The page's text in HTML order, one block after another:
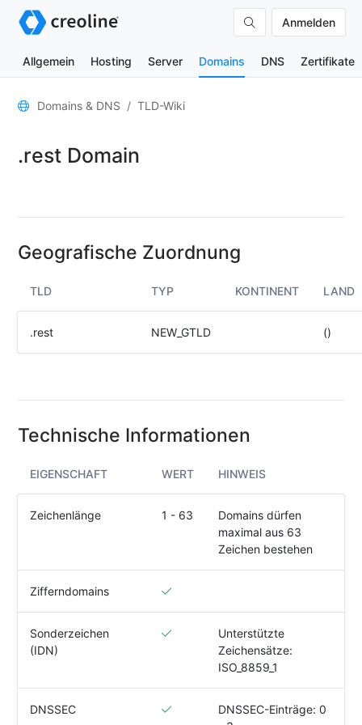
Anmelden
Allgemein Hosting Server Domains DNS Zertifikate
Allgemein
Kontakte
DNS-
Lookup
HTTP-
Test
HTTP-
Test
Whois
Responsible
Disclosure
WEITERE
creoline.com
Domains & DNS TLD-Wiki
.rest Domain
Geografische Zuordnung
TLD TYP KONTINENT LAND
.rest NEW_GTLD ()
Technische Informationen
EIGENSCHAFT WERT HINWEIS
Zeichenlänge 1 - 63
Domains dürfen
maximal aus 63
Zeichen bestehen
Zifferndomains
Sonderzeichen
(IDN)
Unterstützte
Zeichensätze:
ISO_8859_1
DNSSEC
DNSSEC-Einträge: 0